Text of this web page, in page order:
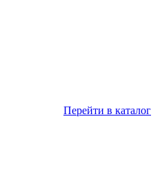
Перейти в каталог